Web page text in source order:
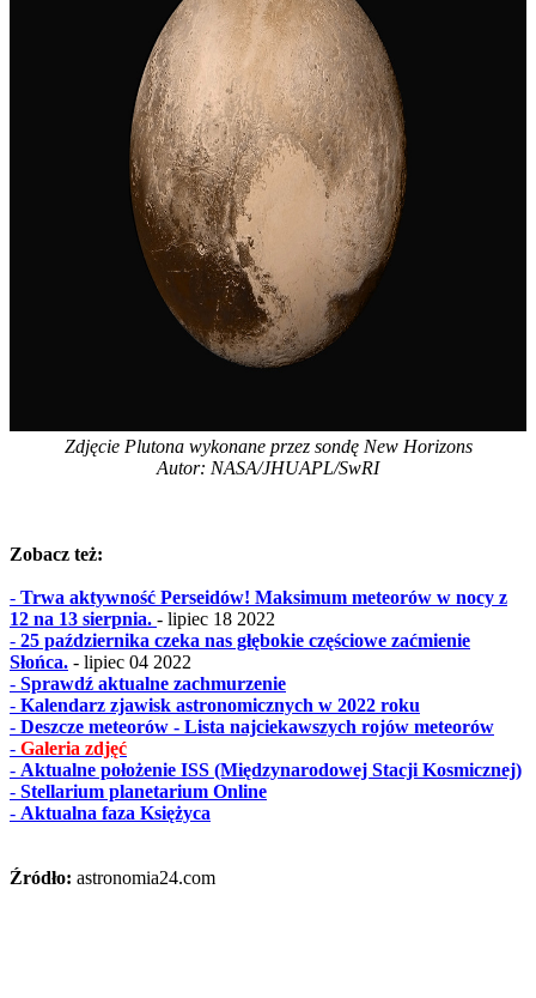
Zdjęcie Plutona wykonane przez sondę New Horizons
Autor: NASA/JHUAPL/SwRI
Zobacz też:
- Trwa aktywność Perseidów! Maksimum meteorów w nocy z
12 na 13 sierpnia. - lipiec 18 2022
- 25 października czeka nas głębokie częściowe zaćmienie
Słońca. - lipiec 04 2022
- Sprawdź aktualne zachmurzenie
- Kalendarz zjawisk astronomicznych w 2022 roku
- Deszcze meteorów - Lista najciekawszych rojów meteorów
- Galeria zdjęć
- Aktualne położenie ISS (Międzynarodowej Stacji Kosmicznej)
- Stellarium planetarium Online
- Aktualna faza Księżyca
Źródło: astronomia24.com